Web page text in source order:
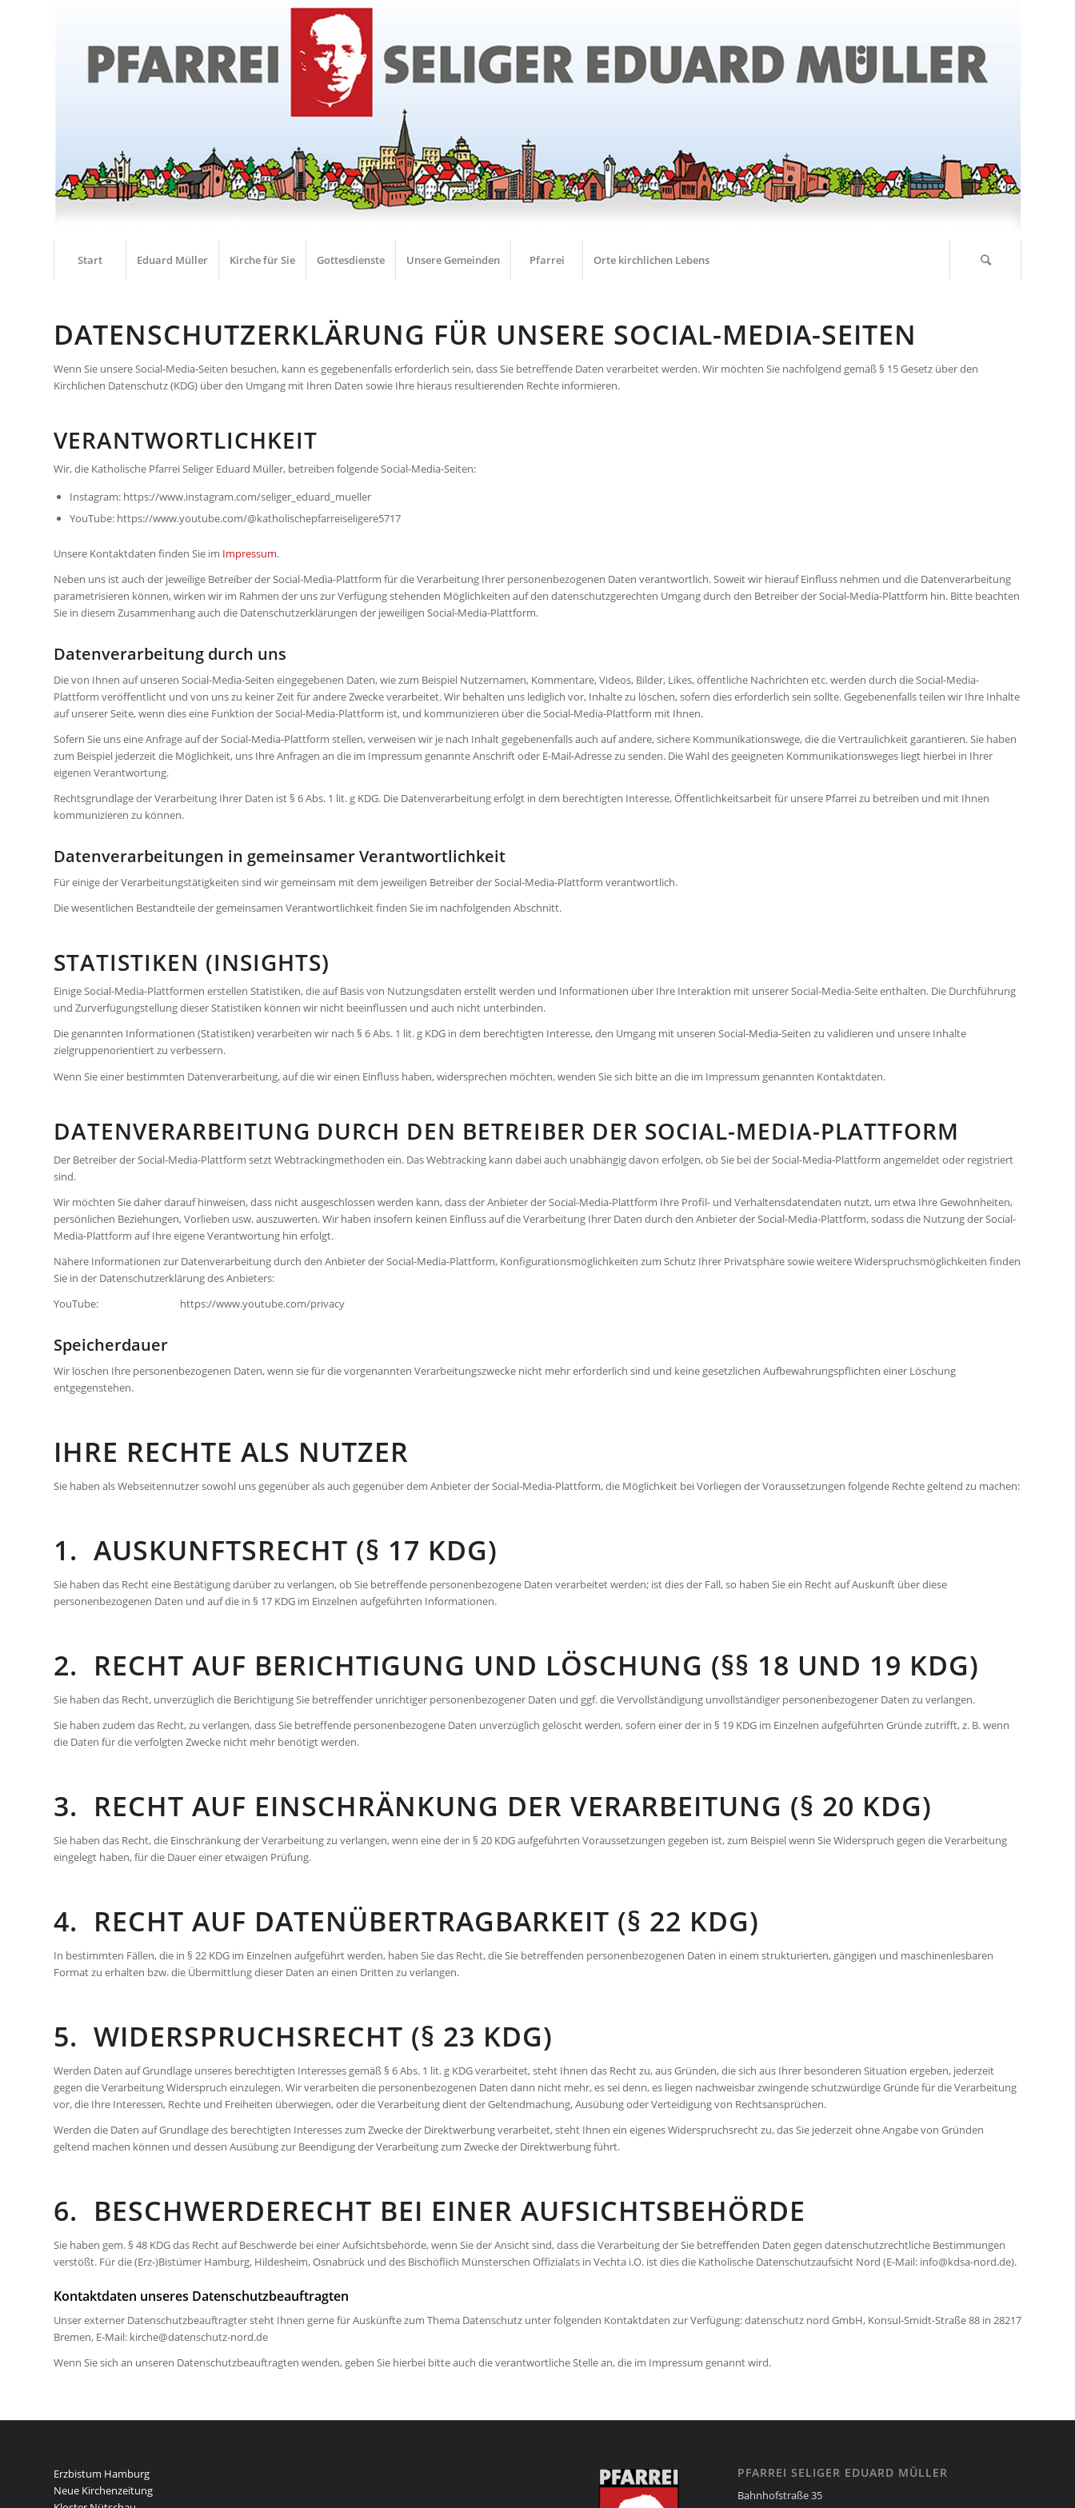
Start Eduard Müller Kirche für Sie Gottesdienste Unsere Gemeinden Pfarrei Orte kirchlichen Lebens
DATENSCHUTZERKLÄRUNG FÜR UNSERE SOCIAL-MEDIA-SEITEN
Wenn Sie unsere Social-Media-Seiten besuchen, kann es gegebenenfalls erforderlich sein, dass Sie betreffende Daten verarbeitet werden. Wir möchten Sie nachfolgend gemäß § 15 Gesetz über den
Kirchlichen Datenschutz (KDG) über den Umgang mit Ihren Daten sowie Ihre hieraus resultierenden Rechte informieren.
VERANTWORTLICHKEIT
Wir, die Katholische Pfarrei Seliger Eduard Müller, betreiben folgende Social-Media-Seiten:
Instagram: https://www.instagram.com/seliger_eduard_mueller
YouTube: https://www.youtube.com/@katholischepfarreiseligere5717
Unsere Kontaktdaten finden Sie im Impressum.
Neben uns ist auch der jeweilige Betreiber der Social-Media-Plattform für die Verarbeitung Ihrer personenbezogenen Daten verantwortlich. Soweit wir hierauf Einfluss nehmen und die Datenverarbeitung
parametrisieren können, wirken wir im Rahmen der uns zur Verfügung stehenden Möglichkeiten auf den datenschutzgerechten Umgang durch den Betreiber der Social-Media-Plattform hin. Bitte beachten
Sie in diesem Zusammenhang auch die Daten­schutzerklärungen der jeweiligen Social-Media-Plattform.
Datenverarbeitung durch uns
Die von Ihnen auf unseren Social-Media-Seiten eingegebenen Daten, wie zum Beispiel Nutzernamen, Kommentare, Videos, Bilder, Likes, öffentliche Nachrichten etc. werden durch die Social-Media-
Plattform veröffentlicht und von uns zu keiner Zeit für andere Zwecke verarbeitet. Wir behalten uns lediglich vor, Inhalte zu löschen, sofern dies erforderlich sein sollte. Gegebenenfalls teilen wir Ihre Inhalte
auf unserer Seite, wenn dies eine Funktion der Social-Media-Plattform ist, und kommunizieren über die Social-Media-Plattform mit Ihnen.
Sofern Sie uns eine Anfrage auf der Social-Media-Plattform stellen, verweisen wir je nach Inhalt gegebenenfalls auch auf andere, sichere Kommunikationswege, die die Vertraulichkeit garantieren. Sie haben
zum Beispiel jederzeit die Möglichkeit, uns Ihre Anfragen an die im Impressum genannte Anschrift oder E-Mail-Adresse zu senden. Die Wahl des geeigneten Kommunikationsweges liegt hierbei in Ihrer
eigenen Verantwortung.
Rechtsgrundlage der Verarbeitung Ihrer Daten ist § 6 Abs. 1 lit. g KDG. Die Datenverarbei­tung erfolgt in dem berechtigten Interesse, Öffentlichkeitsarbeit für unsere Pfarrei zu betreiben und mit Ihnen
kommunizieren zu können.
Datenverarbeitungen in gemeinsamer Verantwortlichkeit
Für einige der Verarbeitungstätigkeiten sind wir gemeinsam mit dem jeweiligen Betreiber der Social-Media-Plattform verantwortlich.
Die wesentlichen Bestandteile der gemeinsamen Verantwortlichkeit finden Sie im nachfol­genden Abschnitt.
STATISTIKEN (INSIGHTS)
Einige Social-Media-Plattformen erstellen Statistiken, die auf Basis von Nutzungsdaten erstellt werden und Informationen über Ihre Interaktion mit unserer Social-Media-Seite enthalten. Die Durchführung
und Zurverfügungstellung dieser Statistiken können wir nicht beeinflussen und auch nicht unterbinden.
Die genannten Informationen (Statistiken) verarbeiten wir nach § 6 Abs. 1 lit. g KDG in dem berechtigten Interesse, den Umgang mit unseren Social-Media-Seiten zu validieren und unsere Inhalte
zielgruppenorientiert zu verbessern.
Wenn Sie einer bestimmten Datenverarbeitung, auf die wir einen Einfluss haben, wider­sprechen möchten, wenden Sie sich bitte an die im Impressum genannten Kontaktdaten.
DATENVERARBEITUNG DURCH DEN BETREIBER DER SOCIAL-MEDIA-PLATTFORM
Der Betreiber der Social-Media-Plattform setzt Webtrackingmethoden ein. Das Webtracking kann dabei auch unabhängig davon erfolgen, ob Sie bei der Social-Media-Plattform ange­meldet oder registriert
sind.
Wir möchten Sie daher darauf hinweisen, dass nicht ausgeschlossen werden kann, dass der Anbieter der Social-Media-Plattform Ihre Profil- und Verhaltensdatendaten nutzt, um etwa Ihre Gewohnheiten,
persönlichen Beziehungen, Vorlieben usw. auszuwerten. Wir haben in­sofern keinen Einfluss auf die Verarbeitung Ihrer Daten durch den Anbieter der Social-Media-Plattform, sodass die Nutzung der Social-
Media-Plattform auf Ihre eigene Verant­wortung hin erfolgt.
Nähere Informationen zur Datenverarbeitung durch den Anbieter der Social-Media-Platt­form, Konfigurationsmöglichkeiten zum Schutz Ihrer Privatsphäre sowie weitere Widerspruchsmöglichkeiten finden
Sie in der Datenschutzerklärung des Anbieters:
YouTube: https://www.youtube.com/privacy
Speicherdauer
Wir löschen Ihre personenbezogenen Daten, wenn sie für die vorgenannten Verarbeitungs­zwecke nicht mehr erforderlich sind und keine gesetzlichen Aufbewahrungspflichten einer Löschung
entgegenstehen.
IHRE RECHTE ALS NUTZER
Sie haben als Webseitennutzer sowohl uns gegenüber als auch gegenüber dem Anbieter der Social-Media-Plattform, die Möglichkeit bei Vorliegen der Voraussetzungen folgende Rechte geltend zu machen:
1. AUSKUNFTSRECHT (§ 17 KDG)
Sie haben das Recht eine Bestätigung darüber zu verlangen, ob Sie betreffende personen­bezogene Daten verarbeitet werden; ist dies der Fall, so haben Sie ein Recht auf Auskunft über diese
personenbezogenen Daten und auf die in § 17 KDG im Einzelnen aufgeführten Informationen.
2. RECHT AUF BERICHTIGUNG UND LÖSCHUNG (§§ 18 UND 19 KDG)
Sie haben das Recht, unverzüglich die Berichtigung Sie betreffender unrichtiger personen­bezogener Daten und ggf. die Vervollständigung unvollständiger personenbezogener Daten zu verlangen.
Sie haben zudem das Recht, zu verlangen, dass Sie betreffende personenbezogene Daten unverzüglich gelöscht werden, sofern einer der in § 19 KDG im Einzelnen aufgeführten Gründe zutrifft, z. B. wenn
die Daten für die verfolgten Zwecke nicht mehr benötigt werden.
3. RECHT AUF EINSCHRÄNKUNG DER VERARBEITUNG (§ 20 KDG)
Sie haben das Recht, die Einschränkung der Verarbeitung zu verlangen, wenn eine der in § 20 KDG aufgeführten Voraussetzungen gegeben ist, zum Beispiel wenn Sie Widerspruch gegen die Verarbeitung
eingelegt haben, für die Dauer einer etwaigen Prüfung.
4. RECHT AUF DATENÜBERTRAGBARKEIT (§ 22 KDG)
In bestimmten Fällen, die in § 22 KDG im Einzelnen aufgeführt werden, haben Sie das Recht, die Sie betreffenden personenbezogenen Daten in einem strukturierten, gängigen und maschinenlesbaren
Format zu erhalten bzw. die Übermittlung dieser Daten an einen Dritten zu verlangen.
5. WIDERSPRUCHSRECHT (§ 23 KDG)
Werden Daten auf Grundlage unseres berechtigten Interesses gemäß § 6 Abs. 1 lit. g KDG verarbeitet, steht Ihnen das Recht zu, aus Gründen, die sich aus Ihrer besonderen Situation ergeben, jederzeit
gegen die Verarbeitung Widerspruch einzulegen. Wir verarbeiten die personenbezogenen Daten dann nicht mehr, es sei denn, es liegen nachweisbar zwingende schutzwürdige Gründe für die Verarbeitung
vor, die Ihre Interessen, Rechte und Freiheiten überwiegen, oder die Verarbeitung dient der Geltendmachung, Ausübung oder Verteidigung von Rechtsansprüchen.
Werden die Daten auf Grundlage des berechtigten Interesses zum Zwecke der Direktwerbung verarbeitet, steht Ihnen ein eigenes Widerspruchsrecht zu, das Sie jederzeit ohne Angabe von Gründen
geltend machen können und dessen Ausübung zur Beendigung der Verarbeitung zum Zwecke der Direktwerbung führt.
6. BESCHWERDERECHT BEI EINER AUFSICHTSBEHÖRDE
Sie haben gem. § 48 KDG das Recht auf Beschwerde bei einer Aufsichtsbehörde, wenn Sie der Ansicht sind, dass die Verarbeitung der Sie betreffenden Daten gegen datenschutzrecht­liche Bestimmungen
verstößt. Für die (Erz-)Bistümer Hamburg, Hildesheim, Osnabrück und des Bischöflich Münsterschen Offizialats in Vechta i.O. ist dies die Katholische Datenschutz­aufsicht Nord (E-Mail: info@kdsa-nord.de).
Kontaktdaten unseres Datenschutzbeauftragten
Unser externer Datenschutzbeauftragter steht Ihnen gerne für Auskünfte zum Thema Datenschutz unter folgenden Kontaktdaten zur Verfügung: datenschutz nord GmbH, Konsul-Smidt-Straße 88 in 28217
Bremen, E-Mail: kirche@datenschutz-nord.de
Wenn Sie sich an unseren Datenschutzbeauftragten wenden, geben Sie hierbei bitte auch die verantwortliche Stelle an, die im Impressum genannt wird.
Erzbistum Hamburg
Neue Kirchenzeitung
PFARREI SELIGER EDUARD MÜLLER
Bahnhofstraße 35